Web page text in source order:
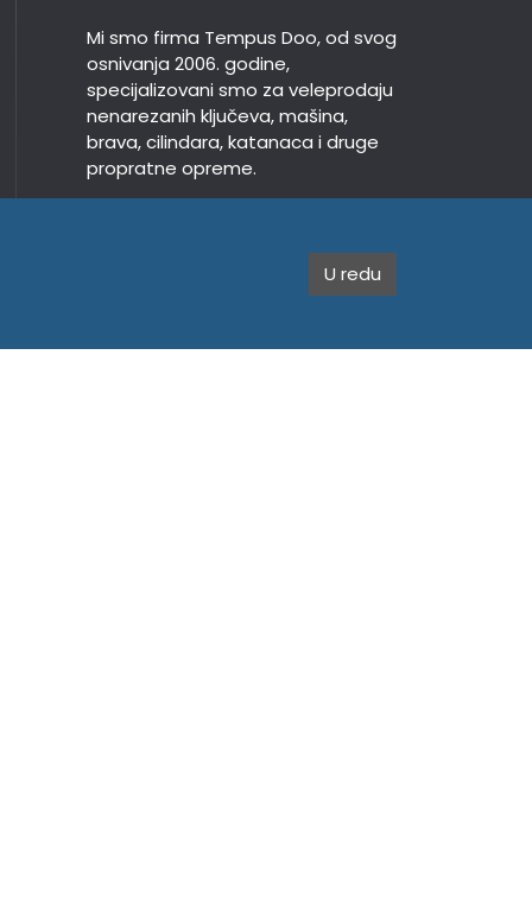
Mi smo firma Tempus Doo, od svog
osnivanja 2006. godine,
specijalizovani smo za veleprodaju
nenarezanih ključeva, mašina,
brava, cilindara, katanaca i druge
propratne opreme.
U redu